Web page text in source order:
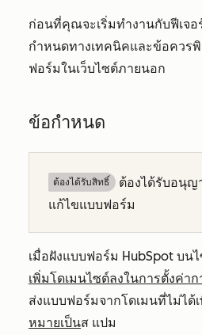
ก่อนที่คุณจะเริ่มทำงานกับฟีเจ
กำหนดทางเทคนิคและข้อควร
ฟอร์มในเว็บไซต์ภายนอก
ข้อกำหนด
ต้องได้รับสิทธิ์​ ต้องได้รับอนุญ
แก้ไขแบบฟอร์ม
เมื่อฝังแบบฟอร์ม HubSpot บ
เพิ่มโดเมนไซต์ลงในการตั้งค่า
ส่งแบบฟอร์มจากโดเมนที่ไม่ได้
หมายเป็นส แปม